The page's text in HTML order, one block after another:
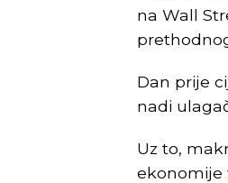
na Wall
Dan prije
nadi
Uz to,
ekonomije